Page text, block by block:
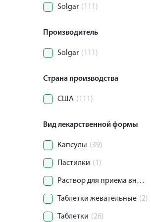
Solgar (111)
Производитель
Solgar (111)
Страна производства
США (111)
Вид лекарственной формы
Капсулы (39)
Пастилки (1)
Раствор для приема внутрь
Таблетки жевательные (2)
Таблетки (26)